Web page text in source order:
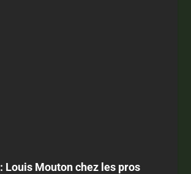
: Louis Mouton chez les pros